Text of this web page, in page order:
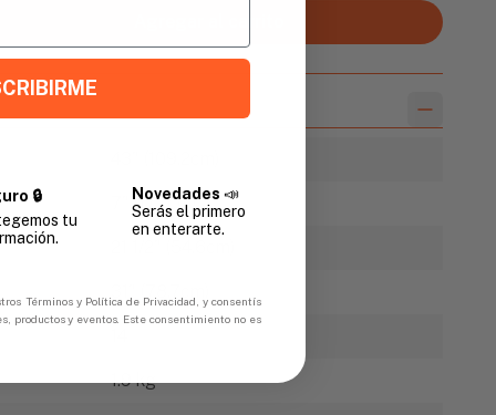
7" (17.7cm)
1.9 kg
🔒
tu
Novedades📣
Serás el primero
en enterarte.
Términos y Política de Privacidad, y consentís
productos y eventos. Este consentimiento no es